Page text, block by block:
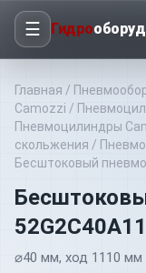
☰ Гидро
Главная /
Camozzi /
Пневмоцилиндры
скольжения /
Бесштоковый
⌀40 мм, ход 1110 мм